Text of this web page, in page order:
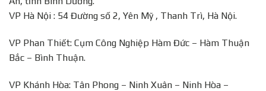
VP Hà Nội : 54 Đường số 2, Yên Mỹ , Thanh Trì, Hà Nội.
VP Phan Thiết: Cụm Công Nghiệp Hàm Đức – Hàm Thuận
Bắc – Bình Thuận.
VP Khánh Hòa: Tân Phong – Ninh Xuân – Ninh Hòa –